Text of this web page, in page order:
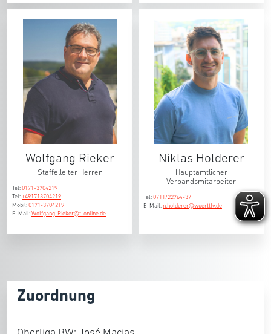
Wolfgang Rieker
Staffelleiter Herren
Tel:0171-3704219
Tel:+491713704219
Mobil:0171-3704219
E-Mail:Wolfgang-Rieker@t-online.de
Niklas Holderer
Hauptamtlicher
Verbandsmitarbeiter
Tel:0711/22764-37
E-Mail: n.holderer@wuerttfv.de
Zuordnung